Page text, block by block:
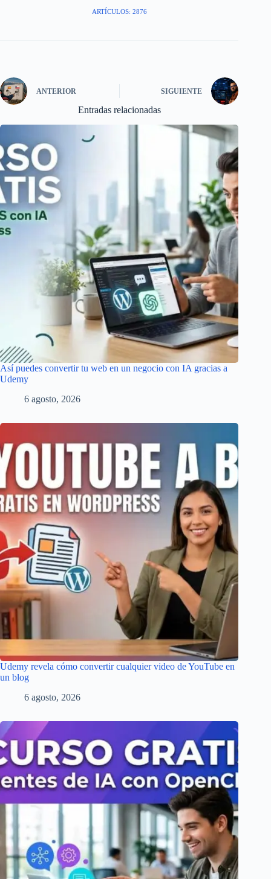
ARTÍCULOS: 2876
ANTERIOR SIGUIENTE
Entradas relacionadas
Así puedes convertir tu web en un negocio con IA gracias a
Udemy
6 agosto, 2026
Udemy revela cómo convertir cualquier video de YouTube en
un blog
6 agosto, 2026